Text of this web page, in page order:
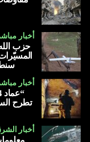
أخبار
حزب
أخبار
تطرح
أخبار